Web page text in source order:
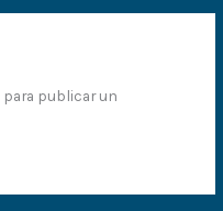
para publicar un